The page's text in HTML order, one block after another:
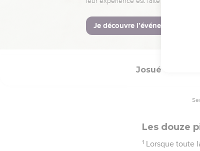
coupée. Le
17 Les prêtres
Jourdain,
Josué
Les douze
1 Lorsque toute